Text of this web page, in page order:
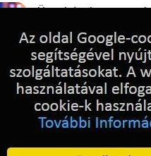
Üres házakra
2 napja ezelőtt 23
Ütéssel rendezte a
2 napja ezelőtt 24
Eltűnt Kalányos